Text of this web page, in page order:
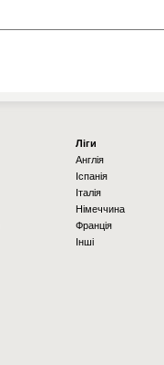
Ліги
Англія
Іспанія
Італія
Німеччина
Франція
Інші